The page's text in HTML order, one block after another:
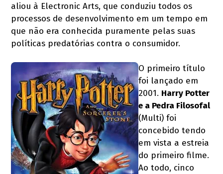
aliou à Electronic Arts, que conduziu todos os
processos de desenvolvimento em um tempo em
que não era conhecida puramente pelas suas
políticas predatórias contra o consumidor.
O primeiro título
foi lançado em
2001. Harry Potter
e a Pedra Filosofal
(Multi) foi
concebido tendo
em vista a estreia
do primeiro filme.
Ao todo, cinco